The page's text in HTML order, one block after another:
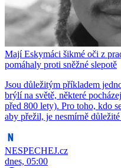
Mají Eskymáci šikmé oči z
pomáhaly proti sněžné slepotě
Jsou důležitým příkladem
brýlí na světě, některé
před 800 lety). Pro toho, kdo
aby přežil, je nesmírně
NESPECHEJ.cz
dnes, 05:00